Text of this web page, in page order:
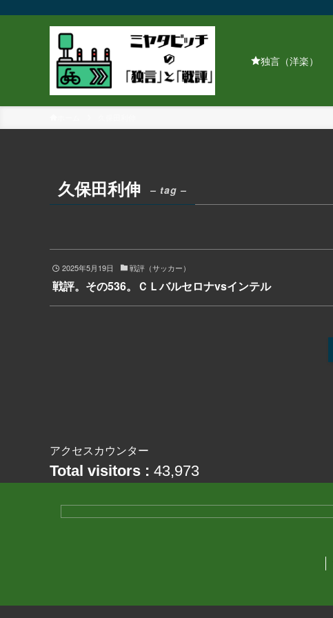
独言（洋楽）
久保田利伸 – tag –
2025年5月19日 戦評（サッカー）
戦評。その536。ＣＬバルセロナvsインテル
アクセスカウンター
Total visitors : 43,973